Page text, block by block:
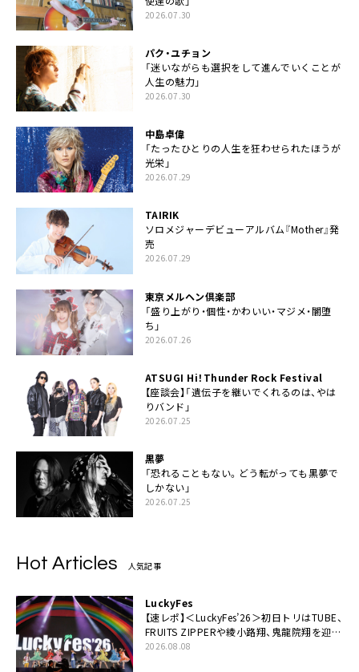
2026.07.30
パク・ユチョン
「迷いながらも選択をして進んでいくことが
人生の魅力」
2026.07.30
中島卓偉
「たったひとりの人生を狂わせられたほうが
光栄」
2026.07.29
TAIRIK
ソロメジャーデビューアルバム『Mother』発
売
2026.07.29
東京メルヘン倶楽部
「盛り上がり・個性・かわいい・マジメ・闇堕
ち」
2026.07.26
ATSUGI Hi！Thunder Rock Festival
【座談会】「遺伝子を継いでくれるのは、やは
りバンド」
2026.07.25
黒夢
「恐れることもない。どう転がっても黒夢で
しかない」
2026.07.25
Hot Articles 人気記事
LuckyFes
【速レポ】＜LuckyFes’26＞初日トリはTUBE、
FRUITS ZIPPERや綾小路翔、鬼龍院翔を迎え
た豪華コラボも「知ってたらぜひ一緒に歌っ
2026.08.08